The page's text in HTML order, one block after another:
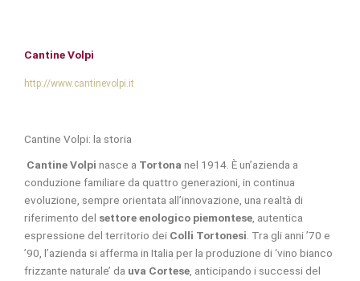
Cantine Volpi
http://www.cantinevolpi.it
Cantine Volpi: la storia
Cantine Volpi nasce a Tortona nel 1914. È un’azienda a
conduzione familiare da quattro generazioni, in continua
evoluzione, sempre orientata all’innovazione, una realtà di
riferimento del settore enologico piemontese , autentica
espressione del territorio dei Colli Tortonesi . Tra gli anni ’70 e
’90, l’azienda si afferma in Italia per la produzione di ‘vino bianco
frizzante naturale’ da uva Cortese , anticipando i successi del